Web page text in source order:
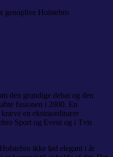
genoplive Holstebro
den grundige debat og den
fusionen i 2000. En
en ekstraordinære
Sport og Event og i Tvis
ikke lød elegant i år